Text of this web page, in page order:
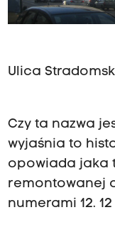
Ulica
Czy ta nazwa
wyjaśnia to
opowiada jaka
remontowanej
numerami 12. 12